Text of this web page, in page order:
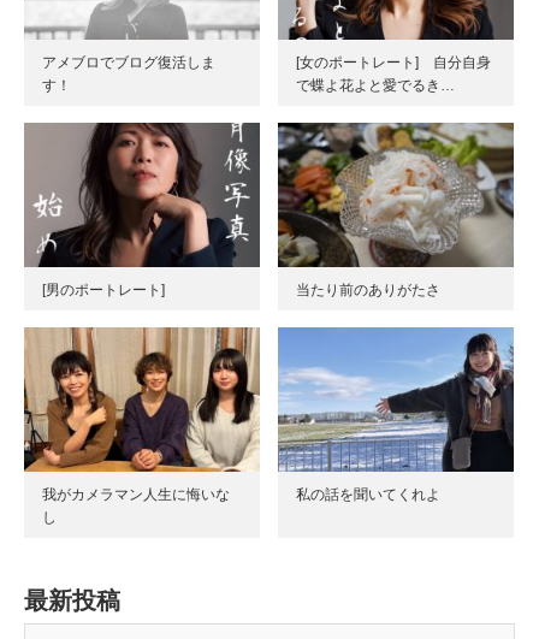
アメブロでブログ復活しま
す！
[女のポートレート] 自分自身
で蝶よ花よと愛でるき…
[男のポートレート] 当たり前のありがたさ
我がカメラマン人生に悔いな
し
私の話を聞いてくれよ
最新投稿